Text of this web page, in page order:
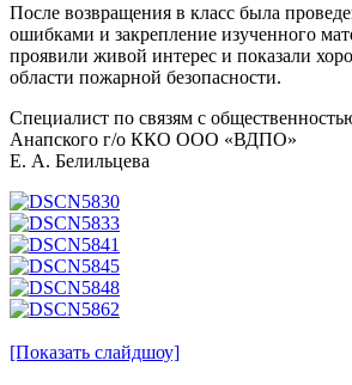
После возвращения в класс была
ошибками и закрепление изученного
проявили живой интерес и показали
области пожарной безопасности.
Специалист по связям с
Анапского г/о ККО ООО «ВДПО»
Е. А. Белильцева
[Показать слайдшоу]